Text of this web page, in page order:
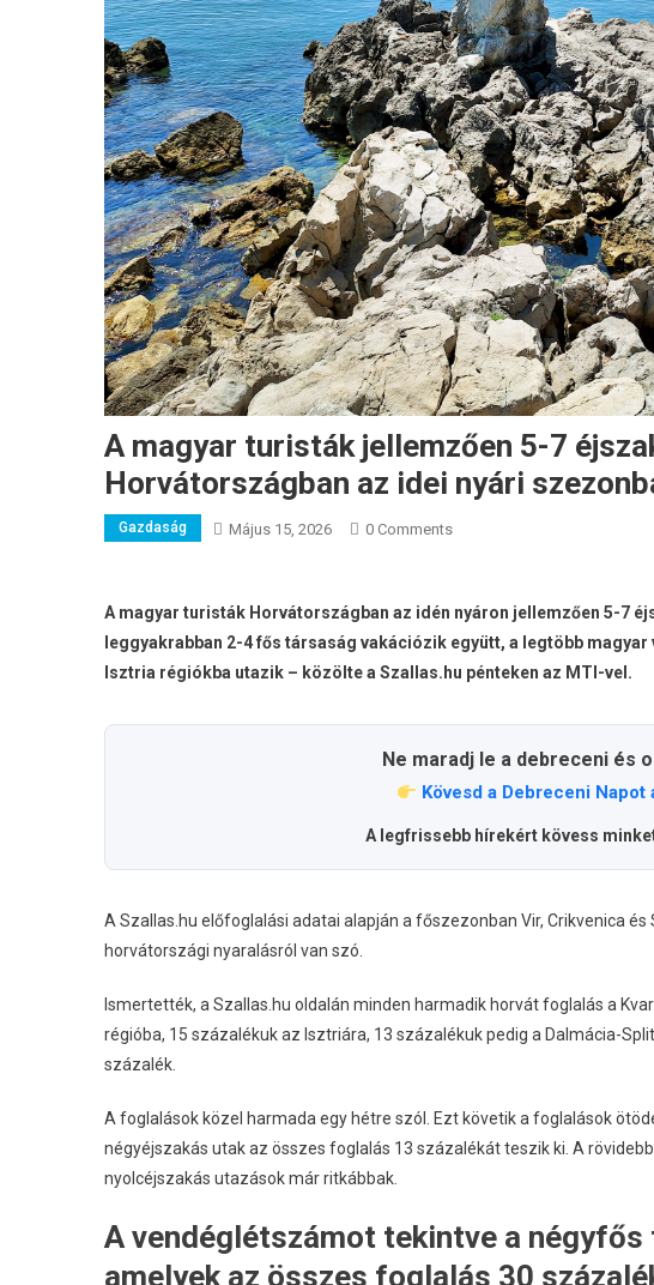
A magyar turisták jellemzően 5-7
Horvátországban az idei nyári
Gazdaság Május 15, 2026 0 Comments
A magyar turisták Horvátországban az idén nyáron jellemzően 5-7
leggyakrabban 2-4 fős társaság vakációzik együtt, a legtöbb
Isztria régiókba utazik – közölte a Szallas.hu pénteken az MTI-vel.
Ne maradj le a debreceni és
Kövesd a Debreceni Napot
A legfrissebb hírekért kövess
A Szallas.hu előfoglalási adatai alapján a főszezonban Vir, Crikvenica
horvátországi nyaralásról van szó.
Ismertették, a Szallas.hu oldalán minden harmadik horvát foglalás a
régióba, 15 százalékuk az Isztriára, 13 százalékuk pedig a Dalmácia-
százalék.
A foglalások közel harmada egy hétre szól. Ezt követik a foglalások
négyéjszakás utak az összes foglalás 13 százalékát teszik ki. A
nyolcéjszakás utazások már ritkábbak.
A vendéglétszámot tekintve a
amelyek az összes foglalás 30